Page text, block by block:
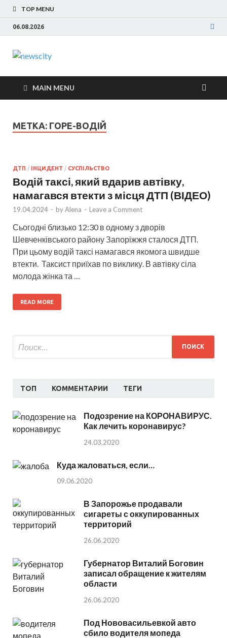
TOP MENU
06.08.2026
NewsCity —
свежие новости
Запорожья
сегодня
сегодня. События Запорожья, коррупция,
политика, дтп, новости спорта
MAIN MENU
МЕТКА: ГОРЕ-ВОДІЙ
ДТП / ІНЦИДЕНТ / СУСПІЛЬСТВО
Водій таксі, який вдарив автівку,
намагався втекти з місця ДТП (ВІДЕО)
19.04.2024 - byAlena - Leave a Comment
Сьогодні близько 12:30 в одному з дворів
Шевченківського району Запоріжжя сталося ДТП.
При цьому водій таксі намагався якомога швидше
втекти. Таксист приїхав по виклику. В автівку сіла
молода жінка та …
READ MORE
ТОП КОММЕНТАРИИ ТЕГИ
Подозрение на КОРОНАВИРУС.
Как лечить коронавирус?
24.03.2020
Куда жаловаться, если…
09.06.2020
В Запорожье продавали
сигареты с оккупированных
территорий
26.06.2020
Губернатор Виталий Боговин
записал обращение к жителям
области
26.06.2020
Под Нововасильевкой авто
сбило водителя мопеда